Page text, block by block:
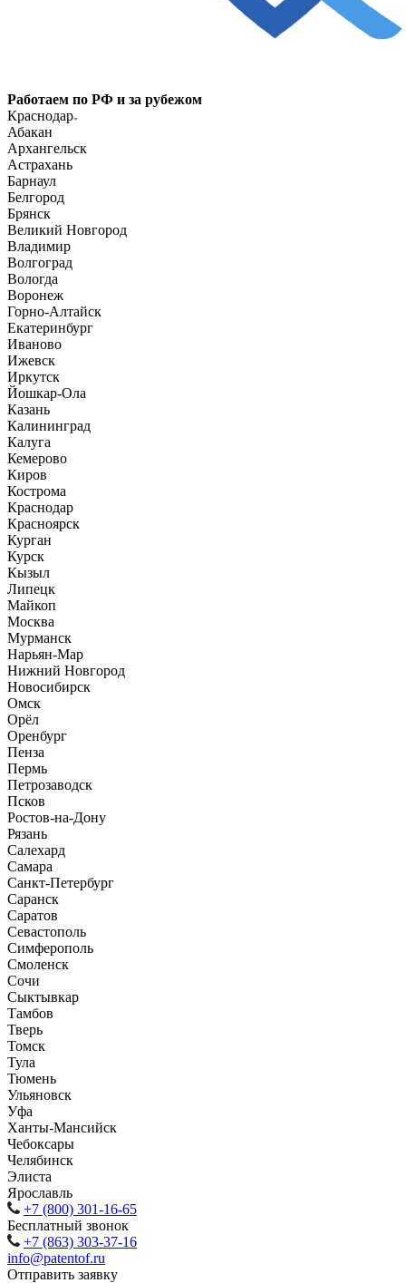
Работаем по РФ и за рубежом
Краснодар
Абакан
Архангельск
Астрахань
Барнаул
Белгород
Брянск
Великий Новгород
Владимир
Волгоград
Вологда
Воронеж
Горно-Алтайск
Екатеринбург
Иваново
Ижевск
Иркутск
Йошкар-Ола
Казань
Калининград
Калуга
Кемерово
Киров
Кострома
Краснодар
Красноярск
Курган
Курск
Кызыл
Липецк
Майкоп
Москва
Мурманск
Нарьян-Мар
Нижний Новгород
Новосибирск
Омск
Орёл
Оренбург
Пенза
Пермь
Петрозаводск
Псков
Ростов-на-Дону
Рязань
Салехард
Самара
Санкт-Петербург
Саранск
Саратов
Севастополь
Симферополь
Смоленск
Сочи
Сыктывкар
Тамбов
Тверь
Томск
Тула
Тюмень
Ульяновск
Уфа
Ханты-Мансийск
Чебоксары
Челябинск
Элиста
Ярославль
+7 (800) 301-16-65
Бесплатный звонок
+7 (863) 303-37-16
info@patentof.ru
Отправить заявку